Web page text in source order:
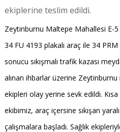
ekiplerine teslim edildi.
Zeytinburnu Maltepe Mahallesi E-
34 FU 4193 plakalı araç ile 34 PRM
sonucu sıkışmalı trafik kazası
alınan ihbarlar üzerine
ekipleri olay yerine sevk edildi.
ekibimiz, araç içersine sıkışan
çalışmalara başladı. Sağlık